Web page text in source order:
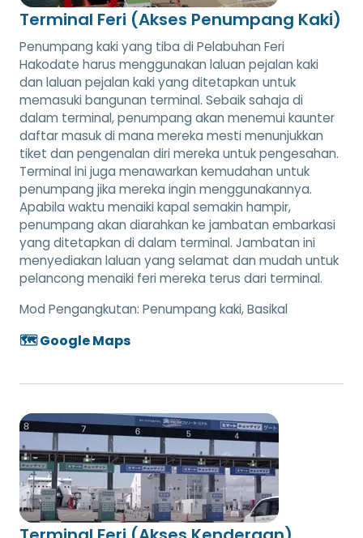
Terminal Feri (Akses Penumpang Kaki)
Penumpang kaki yang tiba di Pelabuhan Feri
Hakodate harus menggunakan laluan pejalan kaki
dan laluan pejalan kaki yang ditetapkan untuk
memasuki bangunan terminal. Sebaik sahaja di
dalam terminal, penumpang akan menemui kaunter
daftar masuk di mana mereka mesti menunjukkan
tiket dan pengenalan diri mereka untuk pengesahan.
Terminal ini juga menawarkan kemudahan untuk
penumpang jika mereka ingin menggunakannya.
Apabila waktu menaiki kapal semakin hampir,
penumpang akan diarahkan ke jambatan embarkasi
yang ditetapkan di dalam terminal. Jambatan ini
menyediakan laluan yang selamat dan mudah untuk
pelancong menaiki feri mereka terus dari terminal.
Mod Pengangkutan: Penumpang kaki, Basikal
🗺️ Google Maps